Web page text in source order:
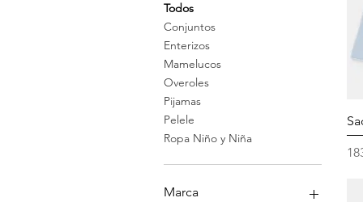
Todos
Conjuntos
Enterizos
Mamelucos
Overoles
Pijamas
Pelele
Ropa Niño y Niña
Marca